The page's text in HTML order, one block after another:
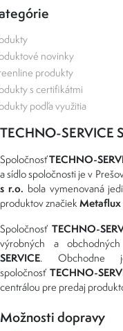
novinky
produkty
s certifikátmi
podľa využitia
TECHNO-SERVICE
SpoločnosťTECHNO-
a sídlo spoločnosti je v
s r.o. bola vymenovaná
produktov značiekMetaflux
Spoločnosť TECHNO-
výrobných a
SERVICE. Obchodne
spoločnosťTECHNO-
centrálou pre predaj
Možnosti dopravy